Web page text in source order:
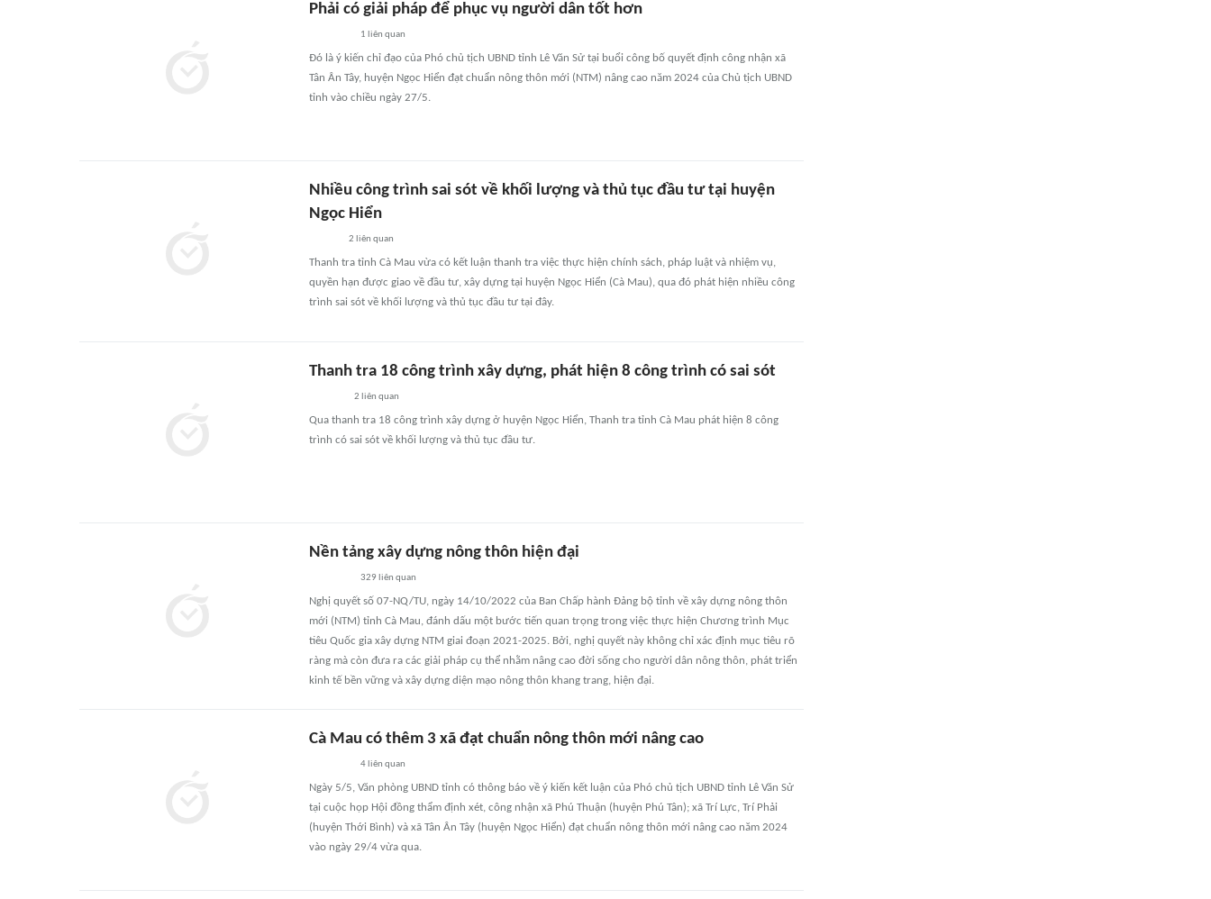
Phải có giải pháp để phục vụ người dân tốt hơn
1 liên quan
Đó là ý kiến chỉ đạo của Phó chủ tịch UBND tỉnh Lê Văn Sử tại buổi công bố quyết định công nhận xã
Tân Ân Tây, huyện Ngọc Hiển đạt chuẩn nông thôn mới (NTM) nâng cao năm 2024 của Chủ tịch UBND
tỉnh vào chiều ngày 27/5.
Nhiều công trình sai sót về khối lượng và thủ tục đầu tư tại huyện
Ngọc Hiển
2 liên quan
Thanh tra tỉnh Cà Mau vừa có kết luận thanh tra việc thực hiện chính sách, pháp luật và nhiệm vụ,
quyền hạn được giao về đầu tư, xây dựng tại huyện Ngọc Hiển (Cà Mau), qua đó phát hiện nhiều công
trình sai sót về khối lượng và thủ tục đầu tư tại đây.
Thanh tra 18 công trình xây dựng, phát hiện 8 công trình có sai sót
2 liên quan
Qua thanh tra 18 công trình xây dựng ở huyện Ngọc Hiển, Thanh tra tỉnh Cà Mau phát hiện 8 công
trình có sai sót về khối lượng và thủ tục đầu tư.
Nền tảng xây dựng nông thôn hiện đại
329 liên quan
Nghị quyết số 07-NQ/TU, ngày 14/10/2022 của Ban Chấp hành Ðảng bộ tỉnh về xây dựng nông thôn
mới (NTM) tỉnh Cà Mau, đánh dấu một bước tiến quan trọng trong việc thực hiện Chương trình Mục
tiêu Quốc gia xây dựng NTM giai đoạn 2021-2025. Bởi, nghị quyết này không chỉ xác định mục tiêu rõ
ràng mà còn đưa ra các giải pháp cụ thể nhằm nâng cao đời sống cho người dân nông thôn, phát triển
kinh tế bền vững và xây dựng diện mạo nông thôn khang trang, hiện đại.
Cà Mau có thêm 3 xã đạt chuẩn nông thôn mới nâng cao
4liên quan
Ngày 5/5, Văn phòng UBND tỉnh có thông báo về ý kiến kết luận của Phó chủ tịch UBND tỉnh Lê Văn Sử
tại cuộc họp Hội đồng thẩm định xét, công nhận xã Phú Thuận (huyện Phú Tân); xã Trí Lực, Trí Phải
(huyện Thới Bình) và xã Tân Ân Tây (huyện Ngọc Hiển) đạt chuẩn nông thôn mới nâng cao năm 2024
vào ngày 29/4 vừa qua.